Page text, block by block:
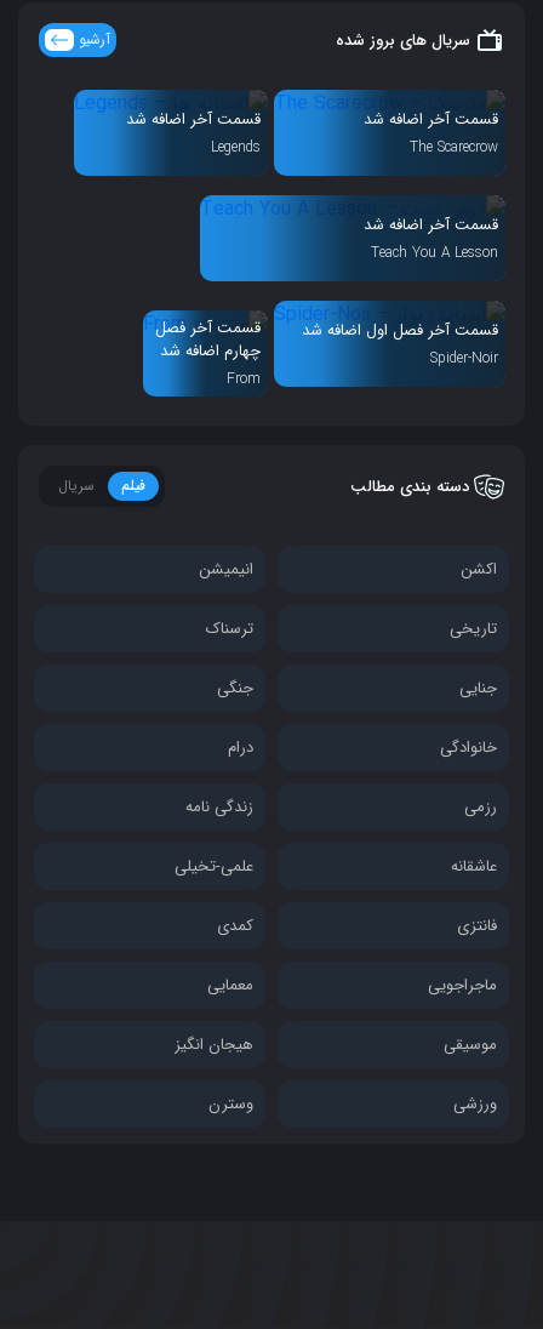
سریال های بروز شده آرشیو
قسمت آخر اضافه شد
The Scarecrow
قسمت آخر اضافه شد
Legends
قسمت آخر اضافه شد
Teach You A Lesson
قسمت آخر فصل اول اضافه شد
Spider-Noir
قسمت آخر فصل
چهارم اضافه شد
From
دسته بندی مطالب فیلم سریال
اکشن انیمیشن
تاریخی ترسناک
جنایی جنگی
خانوادگی درام
رزمی زندگی نامه
عاشقانه علمی-تخیلی
فانتزی کمدی
ماجراجویی معمایی
موسیقی هیجان انگیز
ورزشی وسترن